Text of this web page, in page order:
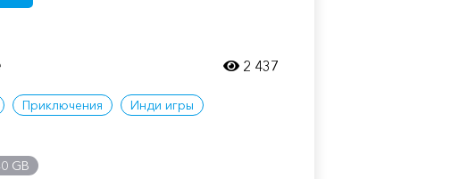
Приключения
Инди игры
GB
2 437